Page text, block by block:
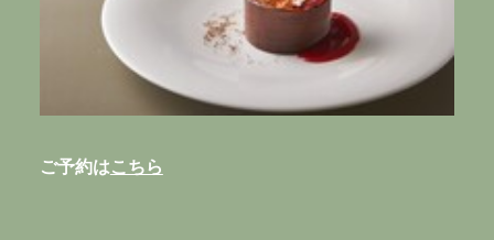
DINNER 18:00-23:00(L.O.22:00)
Irregular holidays
ご予約はこちら